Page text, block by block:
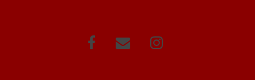
FacebookCorreo Instagram